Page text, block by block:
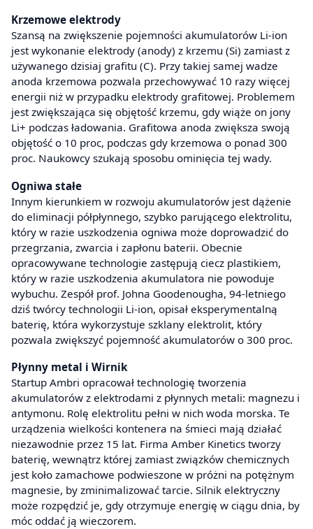
Krzemowe elektrody
Szansą na zwiększenie pojemności akumulatorów Li-ion
jest wykonanie elektrody (anody) z krzemu (Si) zamiast z
używanego dzisiaj grafitu (C). Przy takiej samej wadze
anoda krzemowa pozwala przechowywać 10 razy więcej
energii niż w przypadku elektrody grafitowej. Problemem
jest zwiększająca się objętość krzemu, gdy wiąże on jony
Li+ podczas ładowania. Grafitowa anoda zwiększa swoją
objętość o 10 proc, podczas gdy krzemowa o ponad 300
proc. Naukowcy szukają sposobu ominięcia tej wady.
Ogniwa stałe
Innym kierunkiem w rozwoju akumulatorów jest dążenie
do eliminacji półpłynnego, szybko parującego elektrolitu,
który w razie uszkodzenia ogniwa może doprowadzić do
przegrzania, zwarcia i zapłonu baterii. Obecnie
opracowywane technologie zastępują ciecz plastikiem,
który w razie uszkodzenia akumulatora nie powoduje
wybuchu. Zespół prof. Johna Goodenougha, 94-letniego
dziś twórcy technologii Li-ion, opisał eksperymentalną
baterię, która wykorzystuje szklany elektrolit, który
pozwala zwiększyć pojemność akumulatorów o 300 proc.
Płynny metal i Wirnik
Startup Ambri opracował technologię tworzenia
akumulatorów z elektrodami z płynnych metali: magnezu i
antymonu. Rolę elektrolitu pełni w nich woda morska. Te
urządzenia wielkości kontenera na śmieci mają działać
niezawodnie przez 15 lat. Firma Amber Kinetics tworzy
baterię, wewnątrz której zamiast związków chemicznych
jest koło zamachowe podwieszone w próżni na potężnym
magnesie, by zminimalizować tarcie. Silnik elektryczny
może rozpędzić je, gdy otrzymuje energię w ciągu dnia, by
móc oddać ją wieczorem.